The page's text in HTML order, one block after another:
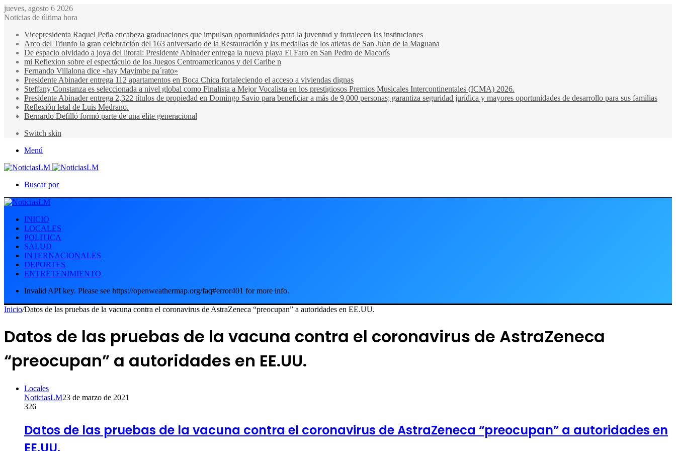
jueves, agosto 6 2026
Noticias de última hora
Vicepresidenta Raquel Peña encabeza graduaciones que impulsan oportunidades para la juventud y fortalecen las instituciones
Arco del Triunfo la gran celebración del 163 aniversario de la Restauración y las medallas de los atletas de San Juan de la Maguana
De espacio olvidado a joya del litoral: Presidente Abinader entrega la nueva playa El Faro en San Pedro de Macorís
mi Reflexion sobre el espectáculo de los Juegos Centroamericanos y del Caribe n
Fernando Villalona dice «hay Mayimbe pa´rato»
Presidente Abinader entrega 112 apartamentos en Boca Chica fortaleciendo el acceso a viviendas dignas
Steffany Constanza es seleccionada a nivel global como Finalista a Mejor Vocalista en los prestigiosos Premios Musicales Intercontinentales (ICMA) 2026.
Presidente Abinader entrega 2,322 títulos de propiedad en Domingo Savio para beneficiar a más de 9,000 personas; garantiza seguridad jurídica y mayores oportunidades de desarrollo para sus familias
Reflexión letal de Luis Medrano.
Bernardo Defilló formó parte de una élite generacional
Switch skin
Menú
Buscar por
INICIO
LOCALES
POLITICA
SALUD
INTERNACIONALES
DEPORTES
ENTRETENIMIENTO
Invalid API key. Please see https://openweathermap.org/faq#error401 for more info.
Inicio/Datos de las pruebas de la vacuna contra el coronavirus de AstraZeneca “preocupan” a autoridades en EE.UU.
Datos de las pruebas de la vacuna contra el coronavirus de AstraZeneca
“preocupan” a autoridades en EE.UU.
Locales
NoticiasLM23 de marzo de 2021
326
Datos de las pruebas de la vacuna contra el coronavirus de AstraZeneca “preocupan” a autoridades en
EE.UU.